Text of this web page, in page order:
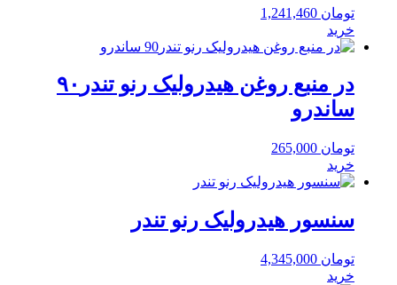
تومان
خرید
در منبع روغن هیدرولیک رنو تندر۹۰
ساندرو
تومان
خرید
سنسور هیدرولیک رنو تندر
تومان
خرید